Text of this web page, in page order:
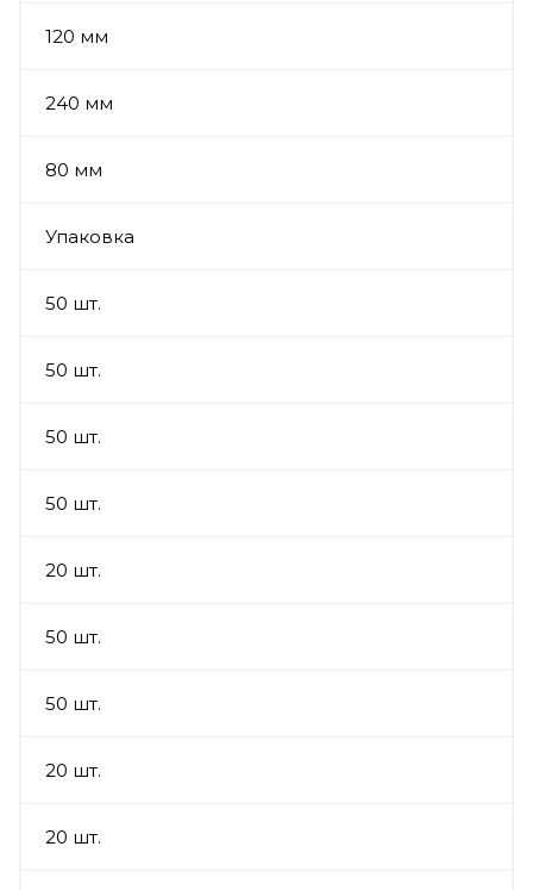
120 мм
240 мм
80 мм
Упаковка
50 шт.
50 шт.
50 шт.
50 шт.
20 шт.
50 шт.
50 шт.
20 шт.
20 шт.